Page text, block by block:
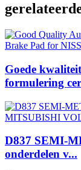
Goede
formulering
D837 SEMI-
onderdelen v...